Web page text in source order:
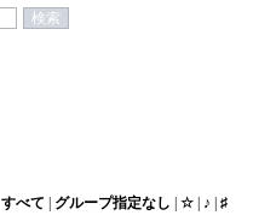
すべて グループ指定なし ☆| ♪
♯